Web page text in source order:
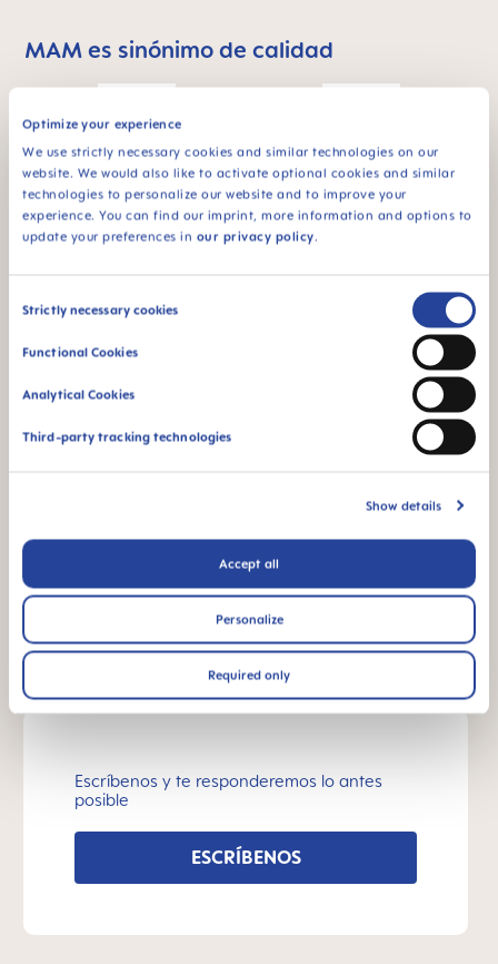
Optimize your experience
We use strictly necessary cookies and similar technologies on our
website. We would also like to activate optional cookies and similar
technologies to personalize our website and to improve your
experience. You can find our imprint, more information and options to
update your preferences in our privacy policy.
Consent
Strictly necessary cookies
Functional Cookies
Analytical Cookies
Third-party tracking technologies
Show details
Accept all
Personalize
Required only
Skip MAM Means Quality Icon Bar
MAM es sinónimo de calidad
BPA & BPS FREE
Todos los productos
materiales libres de
BPA y BPS.
Para bebés de 6
meses
FAQ
When does baby switch over from the bottle
to the drinking cup?
Why BPA and BPS-free?
¿OTRAS PREGUNTAS?
Escríbenos y te responderemos lo antes
posible
ESCRÍBENOS